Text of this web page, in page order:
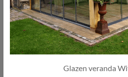
Glazen veranda